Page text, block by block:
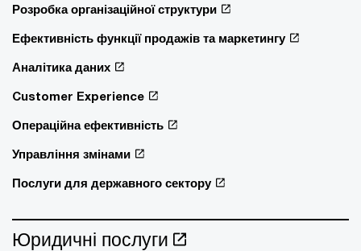
Розробка організаційної структури
Ефективність функції продажів та маркетингу
Аналітика даних
Customer Experience
Операційна ефективність
Управління змінами
Послуги для державного сектору
Юридичні послуги